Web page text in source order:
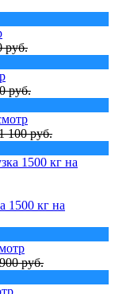
руб.
руб.
100 руб.
1500 кг на
руб.